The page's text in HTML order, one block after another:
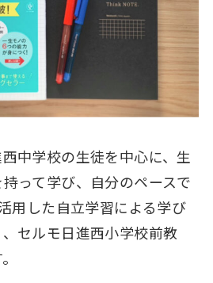
中学校の生徒を中心に、生
って学び、自分のペースで
用した自立学習による学び
セルモ日進西小学校前教